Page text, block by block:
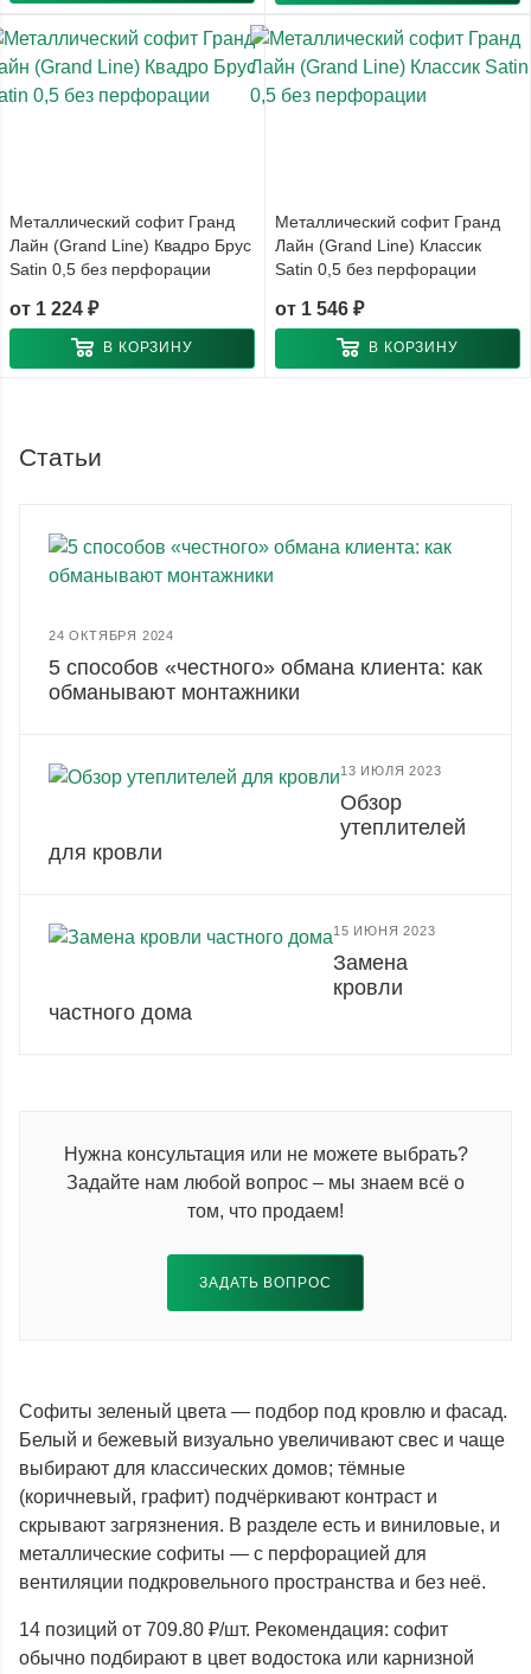
Металлический софит Гранд
Лайн (Grand Line) Квадро Брус
Satin 0,5 без перфорации
от 1 224 ₽
В КОРЗИНУ
Металлический софит Гранд
Лайн (Grand Line) Классик
Satin 0,5 без перфорации
от 1 546 ₽
В КОРЗИНУ
Статьи
24 ОКТЯБРЯ 2024
5 способов «честного» обмана клиента: как
обманывают монтажники
13 ИЮЛЯ 2023
Обзор
утеплителей
для кровли
15 ИЮНЯ 2023
Замена
кровли
частного дома
Нужна консультация или не можете выбрать?
Задайте нам любой вопрос – мы знаем всё о
том, что продаем!
ЗАДАТЬ ВОПРОС
Софиты зеленый цвета — подбор под кровлю и фасад.
Белый и бежевый визуально увеличивают свес и чаще
выбирают для классических домов; тёмные
(коричневый, графит) подчёркивают контраст и
скрывают загрязнения. В разделе есть и виниловые, и
металлические софиты — с перфорацией для
вентиляции подкровельного пространства и без неё.
14 позиций от 709.80 ₽/шт. Рекомендация: софит
обычно подбирают в цвет водостока или карнизной